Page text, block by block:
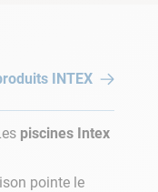
INTEX
piscines Intex
pointe le